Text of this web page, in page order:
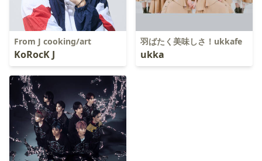
From J cooking/art
KoRocK J
羽ばたく美味しさ！ukkafe
ukka